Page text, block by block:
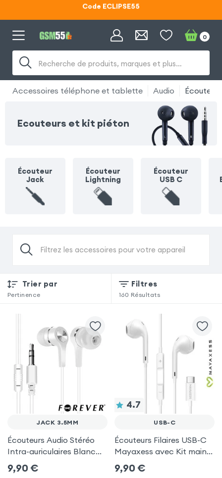
Lunettes d'éclipse OFFERTES
Code ECLIPSE55
Recherche de produits, marques et plus…
0
Accessoires téléphone et tablette Audio
Ecouteurs et kit piéton
Écouteur
Jack
Écouteur
Lightning
Écouteur
USB C
Filtrez les accessoires pour votre appareil
Trier par
Pertinence
Filtres
160 Résultats
JACK 3.5MM
Écouteurs Audio Stéréo
Intra-auriculaires Blanc
by Forever
9,90 €
4.7
USB-C
Écouteurs Filaires USB-C
Mayaxess avec Kit main
libre - Blanc
9,90 €